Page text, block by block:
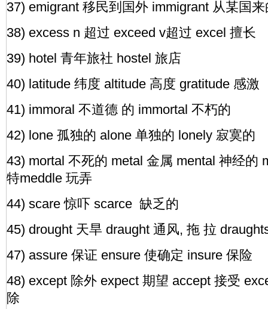
37) emigrant 移民到国外 immigrant 从某国
38) excess n 超过 exceed v超过 excel 擅长
39) hotel 青年旅社 hostel 旅店
40) latitude 纬度 altitude 高度 gratitude 感激
41) immoral 不道德 的 immortal 不朽的
42) lone 孤独的 alone 单独的 lonely 寂寞的
43) mortal 不死的 metal 金属 mental 神经的
特meddle 玩弄
44) scare 惊吓 scarce 缺乏的
45) drought 天旱 draught 通风, 拖 拉
47) assure 保证 ensure 使确定 insure 保险
48) except 除外 expect 期望 accept 接受
除